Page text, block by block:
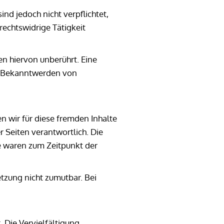
jedoch nicht verpflichtet,
Tätigkeit
hiervon unberührt. Eine
von
wir für diese fremden Inhalte
Seiten verantwortlich. Die
zum Zeitpunkt der
nicht zumutbar. Bei